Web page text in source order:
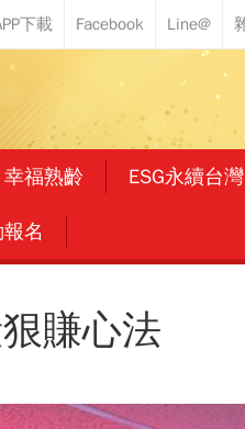
幸福熟齡 ESG永續台灣
名
賺心法